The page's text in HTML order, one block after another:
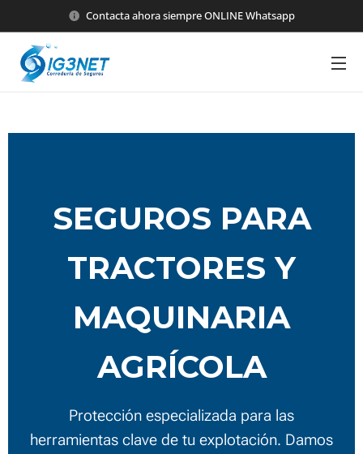
Contacta ahora siempre ONLINE Whatsapp
SEGUROS PARA
TRACTORES Y
MAQUINARIA
AGRÍCOLA
Protección especializada para las
herramientas clave de tu explotación. Damos